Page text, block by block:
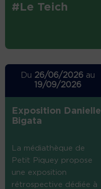
#Le Teich
Du 26/06/2026 au
19/09/2026
Exposition Danielle
Bigata
La médiathèque de
Petit Piquey propose
une exposition
rétrospective dédiée à